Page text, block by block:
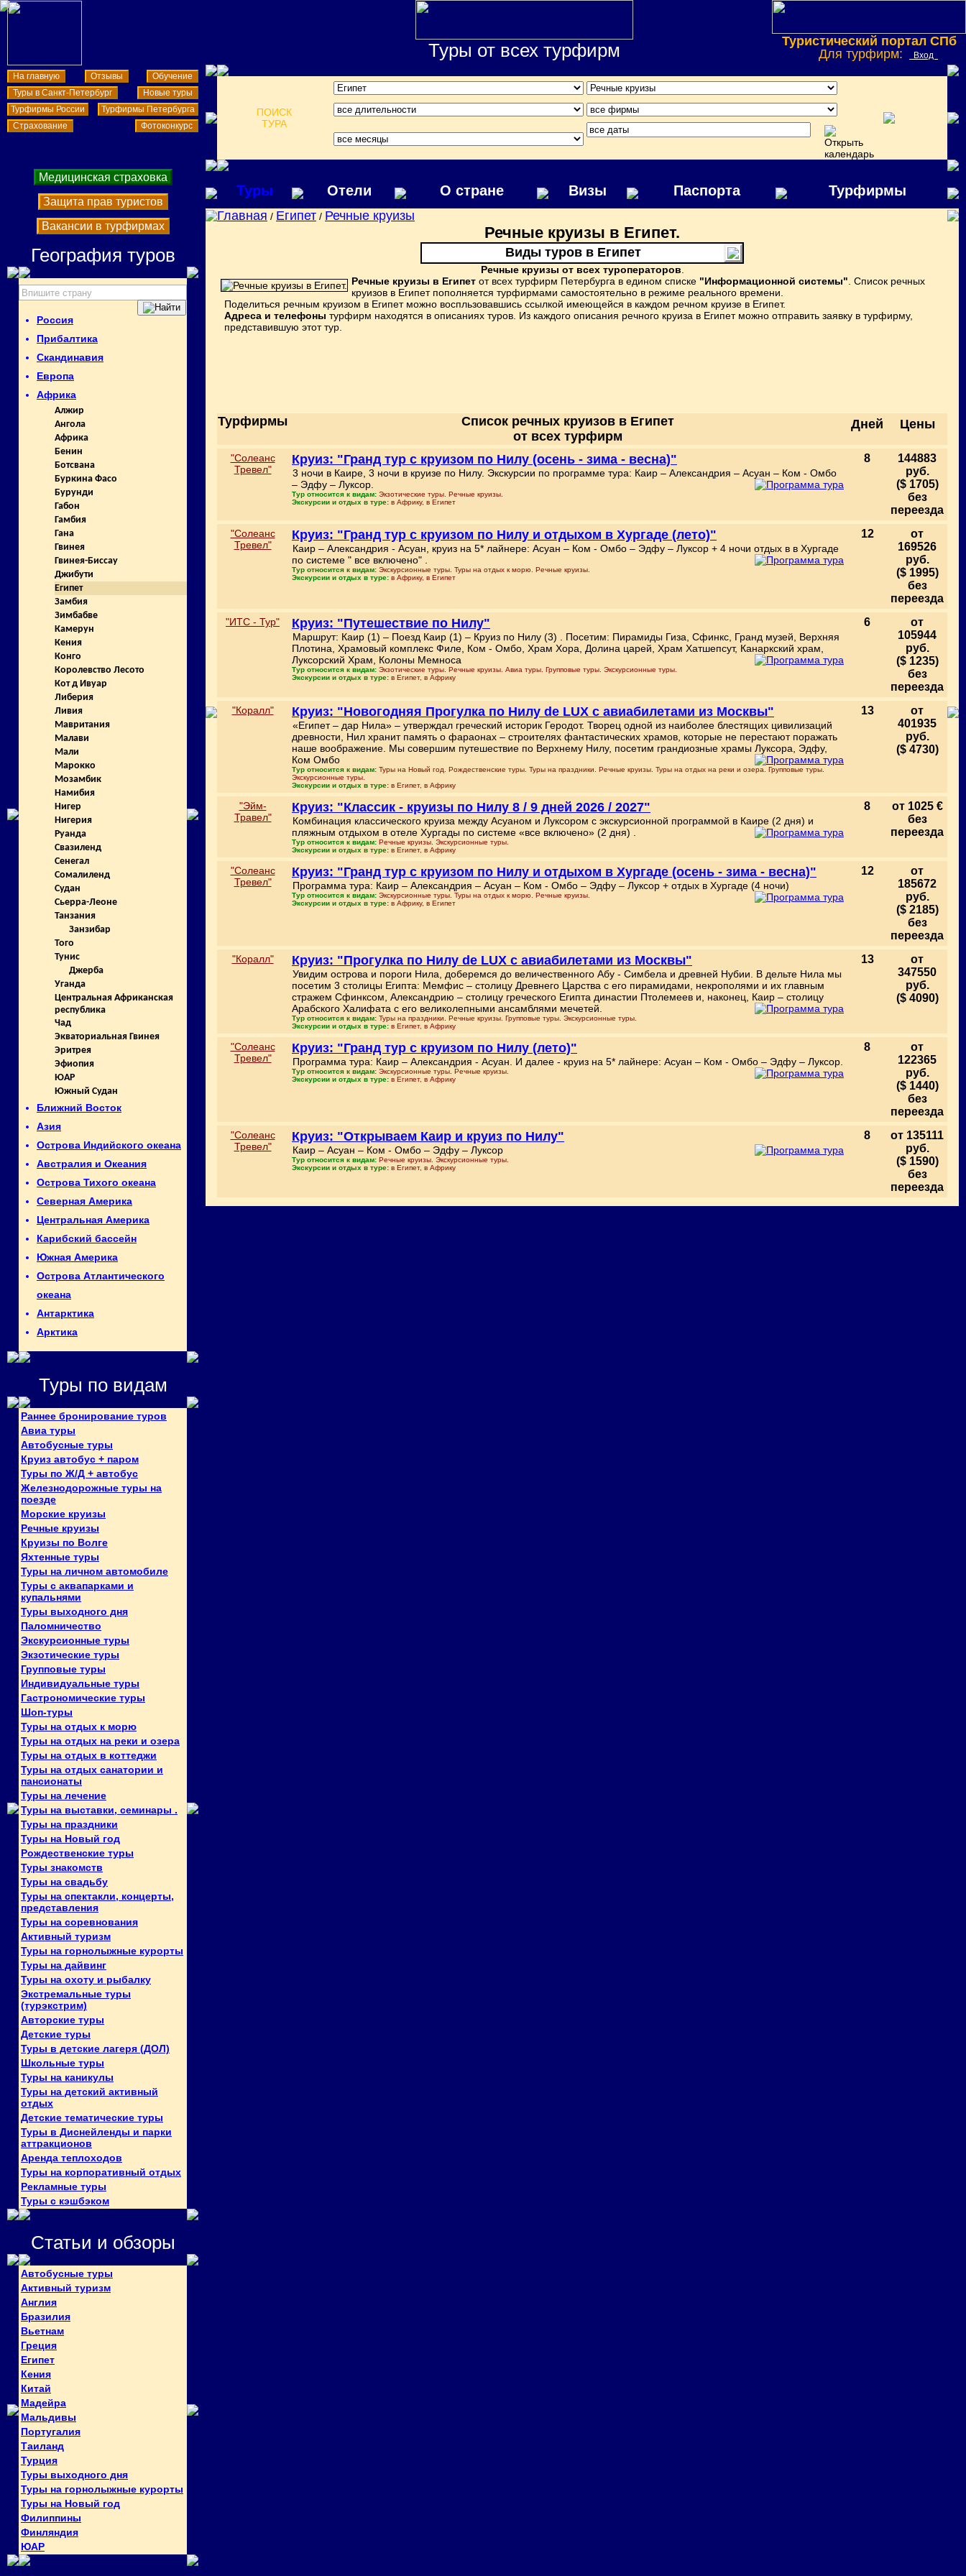
Туры от всех турфирм
Туристический портал СПб
Для турфирм:
Вход
На главную Отзывы
Обучение
Туры в Санкт-Петербург
Новые туры
Турфирмы России
Турфирмы Петербурга
Страхование
Фотоконкурс
ПОИСК
ТУРА
Медицинская страховка
Защита прав туристов
Вакансии в турфирмах
География туров
Россия
Прибалтика
Скандинавия
Европа
Африка
Алжир
Ангола
Африка
Бенин
Ботсвана
Буркина Фасо
Бурунди
Габон
Гамбия
Гана
Гвинея
Гвинея-Биссау
Джибути
Египет
Замбия
Зимбабве
Камерун
Кения
Конго
Королевство Лесото
Кот д Ивуар
Либерия
Ливия
Мавритания
Малави
Мали
Марокко
Мозамбик
Намибия
Нигер
Нигерия
Руанда
Свазиленд
Сенегал
Сомалиленд
Судан
Сьерра-Леоне
Танзания
Занзибар
Того
Тунис
Джерба
Уганда
Центральная Африканская
республика
Чад
Экваториальная Гвинея
Эритрея
Эфиопия
ЮАР
Южный Судан
Ближний Восток
Азия
Острова Индийского океана
Австралия и Океания
Острова Тихого океана
Северная Америка
Центральная Америка
Карибский бассейн
Южная Америка
Острова Атлантического
океана
Антарктика
Арктика
Туры по видам
Раннее бронирование туров
Авиа туры
Автобусные туры
Круиз автобус + паром
Туры по Ж/Д + автобус
Железнодорожные туры на
поезде
Морские круизы
Речные круизы
Круизы по Волге
Яхтенные туры
Туры на личном автомобиле
Туры с аквапарками и
купальнями
Туры выходного дня
Паломничество
Экскурсионные туры
Экзотические туры
Групповые туры
Индивидуальные туры
Гастрономические туры
Шоп-туры
Туры на отдых к морю
Туры на отдых на реки и озера
Туры на отдых в коттеджи
Туры на отдых санатории и
пансионаты
Туры на лечение
Туры на выставки, семинары .
Туры на праздники
Туры на Новый год
Рождественские туры
Туры знакомств
Туры на свадьбу
Туры на спектакли, концерты,
представления
Туры на соревнования
Активный туризм
Туры на горнолыжные курорты
Туры на дайвинг
Туры на охоту и рыбалку
Экстремальные туры
(турэкстрим)
Авторские туры
Детские туры
Туры в детские лагеря (ДОЛ)
Школьные туры
Туры на каникулы
Туры на детский активный
отдых
Детские тематические туры
Туры в Диснейленды и парки
аттракционов
Аренда теплоходов
Туры на корпоративный отдых
Рекламные туры
Туры с кэшбэком
Статьи и обзоры
Автобусные туры
Активный туризм
Англия
Бразилия
Вьетнам
Греция
Египет
Кения
Китай
Мадейра
Мальдивы
Португалия
Таиланд
Турция
Туры выходного дня
Туры на горнолыжные курорты
Туры на Новый год
Филиппины
Финляндия
ЮАР
Туры Отели О стране Визы Паспорта Турфирмы
Главная / Египет / Речные круизы
Речные круизы в Египет.
Виды туров в Египет
Речные круизы от всех туроператоров
Речные круизы в Египет от всех турфирм Петербурга в едином списке "Информационной системы" . Список речных
круизов в Египет пополняется турфирмами самостоятельно в режиме реального времени.
Поделиться речным круизом в Египет можно воспльзовавшись ссылкой имеющейся в каждом речном круизе в Египет.
Адреса и телефоны турфирм находятся в описаниях туров. Из каждого описания речного круиза в Египет можно отправить заявку в турфирму,
представившую этот тур.
Турфирмы
Список речных круизов в Египет
от всех турфирм
Дней Цены
"Солеанс
Тревел"
Круиз: "Гранд тур с круизом по Нилу (осень - зима - весна)"
3 ночи в Каире, 3 ночи в круизе по Нилу. Экскурсии по программе тура: Каир – Александрия – Асуан – Ком - Омбо
– Эдфу – Луксор.
Тур относится к видам: Экзотические туры. Речные круизы.
Экскурсии и отдых в туре: в Африку, в Египет
8
144883
руб.
($ 1705)
без
переезда
"Солеанс
Тревел"
Круиз: "Гранд тур с круизом по Нилу и отдыхом в Хургаде (лето)"
Каир – Александрия - Асуан, круиз на 5* лайнере: Асуан – Ком - Омбо – Эдфу – Луксор + 4 ночи отдых в в Хургаде
по системе " все включено" .
Тур относится к видам: Экскурсионные туры. Туры на отдых к морю. Речные круизы.
Экскурсии и отдых в туре: в Африку, в Египет
12
от
169526
руб.
($ 1995)
без
переезда
"ИТС - Тур" Круиз: "Путешествие по Нилу"
Маршрут: Каир (1) – Поезд Каир (1) – Круиз по Нилу (3) . Посетим: Пирамиды Гиза, Сфинкс, Гранд музей, Верхняя
Плотина, Храмовый комплекс Филе, Ком - Омбо, Храм Хора, Долина царей, Храм Хатшепсут, Канаркский храм,
Луксорский Храм, Колоны Мемноса
Тур относится к видам: Экзотические туры. Речные круизы. Авиа туры. Групповые туры. Экскурсионные туры.
Экскурсии и отдых в туре: в Египет, в Африку
6
от
105944
руб.
($ 1235)
без
переезда
"Коралл" Круиз: "Новогодняя Прогулка по Нилу de LUX с авиабилетами из Москвы"
«Египет – дар Нила» – утверждал греческий историк Геродот. Творец одной из наиболее блестящих цивилизаций
древности, Нил хранит память о фараонах – строителях фантастических храмов, которые не перестают поражать
наше воображение. Мы совершим путешествие по Верхнему Нилу, посетим грандиозные храмы Луксора, Эдфу,
Ком Омбо
Тур относится к видам: Туры на Новый год. Рождественские туры. Туры на праздники. Речные круизы. Туры на отдых на реки и озера. Групповые туры.
Экскурсионные туры.
Экскурсии и отдых в туре: в Египет, в Африку
13
от
401935
руб.
($ 4730)
"Эйм-
Травел"
Круиз: "Классик - круизы по Нилу 8 / 9 дней 2026 / 2027"
Комбинация классического круиза между Асуаном и Луксором с экскурсионной программой в Каире (2 дня) и
пляжным отдыхом в отеле Хургады по системе «все включено» (2 дня) .
Тур относится к видам: Речные круизы. Экскурсионные туры.
Экскурсии и отдых в туре: в Египет, в Африку
8
от 1025 €
без
переезда
"Солеанс
Тревел"
Круиз: "Гранд тур с круизом по Нилу и отдыхом в Хургаде (осень - зима - весна)"
Программа тура: Каир – Александрия – Асуан – Ком - Омбо – Эдфу – Луксор + отдых в Хургаде (4 ночи)
Тур относится к видам: Экскурсионные туры. Туры на отдых к морю. Речные круизы.
Экскурсии и отдых в туре: в Африку, в Египет
12
от
185672
руб.
($ 2185)
без
переезда
"Коралл" Круиз: "Прогулка по Нилу de LUX с авиабилетами из Москвы"
Увидим острова и пороги Нила, доберемся до величественного Абу - Симбела и древней Нубии. В дельте Нила мы
посетим 3 столицы Египта: Мемфис – столицу Древнего Царства с его пирамидами, некрополями и их главным
стражем Сфинксом, Александрию – столицу греческого Египта династии Птолемеев и, наконец, Каир – столицу
Арабского Халифата с его великолепными ансамблями мечетей.
Тур относится к видам: Туры на праздники. Речные круизы. Групповые туры. Экскурсионные туры.
Экскурсии и отдых в туре: в Египет, в Африку
13
от
347550
руб.
($ 4090)
"Солеанс
Тревел"
Круиз: "Гранд тур с круизом по Нилу (лето)"
Программа тура: Каир – Александрия - Асуан. И далее - круиз на 5* лайнере: Асуан – Ком - Омбо – Эдфу – Луксор.
Тур относится к видам: Экскурсионные туры. Речные круизы.
Экскурсии и отдых в туре: в Египет, в Африку
8
от
122365
руб.
($ 1440)
без
переезда
"Солеанс
Тревел"
Круиз: "Открываем Каир и круиз по Нилу"
Каир – Асуан – Ком - Омбо – Эдфу – Луксор
Тур относится к видам: Речные круизы. Экскурсионные туры.
Экскурсии и отдых в туре: в Египет, в Африку
8
от 135111
руб.
($ 1590)
без
переезда